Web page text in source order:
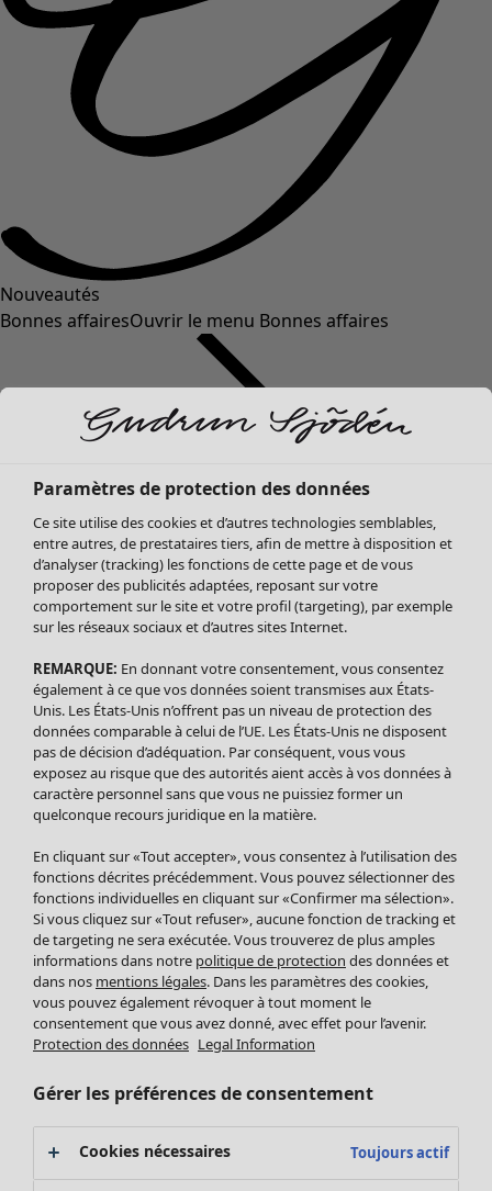
Nouveautés
Bonnes affairesOuvrir le menu Bonnes affaires
Soldes Vêtements
Tous les vêtements
Robes
Tuniques
Blouses
Tops
Gilets
Pantalon
Jupes
Leggings et collants
Accessoires
Chaussures
Vêtements de bain
Basics
Soldes Mobilier
Bonnes affaires déco
Décoration
Textiles
Tapis
Éponge
Paramètres de protection des données
Ce site utilise des cookies et d’autres technologies semblables,
entre autres, de prestataires tiers, afin de mettre à disposition et
d’analyser (tracking) les fonctions de cette page et de vous
proposer des publicités adaptées, reposant sur votre
comportement sur le site et votre profil (targeting), par exemple
sur les réseaux sociaux et d’autres sites Internet.
REMARQUE: En donnant votre consentement, vous consentez
également à ce que vos données soient transmises aux États-
Unis. Les États-Unis n’offrent pas un niveau de protection des
données comparable à celui de l’UE. Les États-Unis ne disposent
pas de décision d’adéquation. Par conséquent, vous vous
exposez au risque que des autorités aient accès à vos données à
caractère personnel sans que vous ne puissiez former un
quelconque recours juridique en la matière.
En cliquant sur «Tout accepter», vous consentez à l’utilisation des
fonctions décrites précédemment. Vous pouvez sélectionner des
fonctions individuelles en cliquant sur «Confirmer ma sélection».
Si vous cliquez sur «Tout refuser», aucune fonction de tracking et
de targeting ne sera exécutée. Vous trouverez de plus amples
informations dans notre politique de protection des données et
dans nos mentions légales. Dans les paramètres des cookies,
vous pouvez également révoquer à tout moment le
consentement que vous avez donné, avec effet pour l’avenir.
Protection des données Legal Information
Gérer les préférences de consentement
Cookies nécessaires Toujours actif